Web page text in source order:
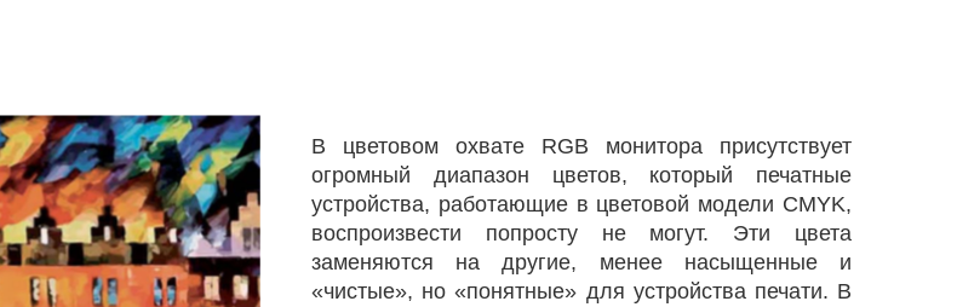
В цветовом охвате RGB монитора присутствует
огромный диапазон цветов, который печатные
устройства, работающие в цветовой модели CMYK,
воспроизвести попросту не могут. Эти цвета
заменяются на другие, менее насыщенные и
«чистые», но «понятные» для устройства печати. В